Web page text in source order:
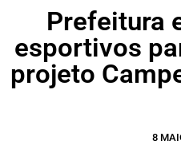
Prefeitura
esportivos
projeto
8